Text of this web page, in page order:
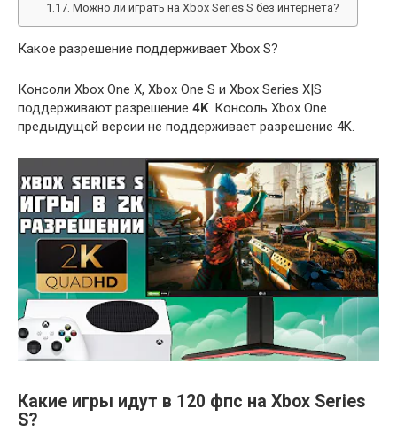
Можно ли играть на Xbox Series S без интернета?
Какое разрешение поддерживает Xbox S?
Консоли Xbox One X, Xbox One S и Xbox Series X|S
поддерживают разрешение 4K. Консоль Xbox One
предыдущей версии не поддерживает разрешение 4K.
Какие игры идут в 120 фпс на Xbox Series
S?